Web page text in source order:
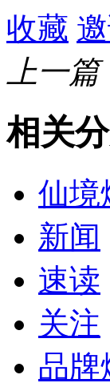
收藏
上一篇
相关
仙境
新闻
速读
关注
品牌